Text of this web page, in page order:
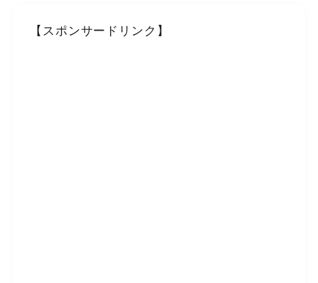
【スポンサードリンク】